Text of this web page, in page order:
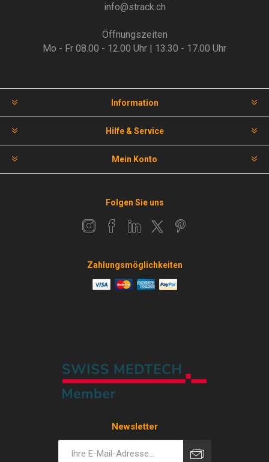
info@strack.ch
Öffnungszeiten
Mo - Fr 08.00 - 12.00 Uhr | 13.30 - 17.00 Uhr
Information
Hilfe & Service
Mein Konto
Folgen Sie uns
Zahlungsmöglichkeiten
Newsletter